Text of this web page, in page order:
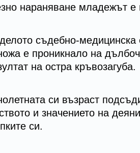
нараняване младежът е
съдебно-медицинска
е проникнало на
на остра кръвозагуба.
си възраст
и значението на
си.